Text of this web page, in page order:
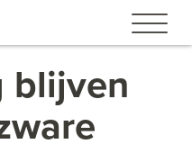
blijven